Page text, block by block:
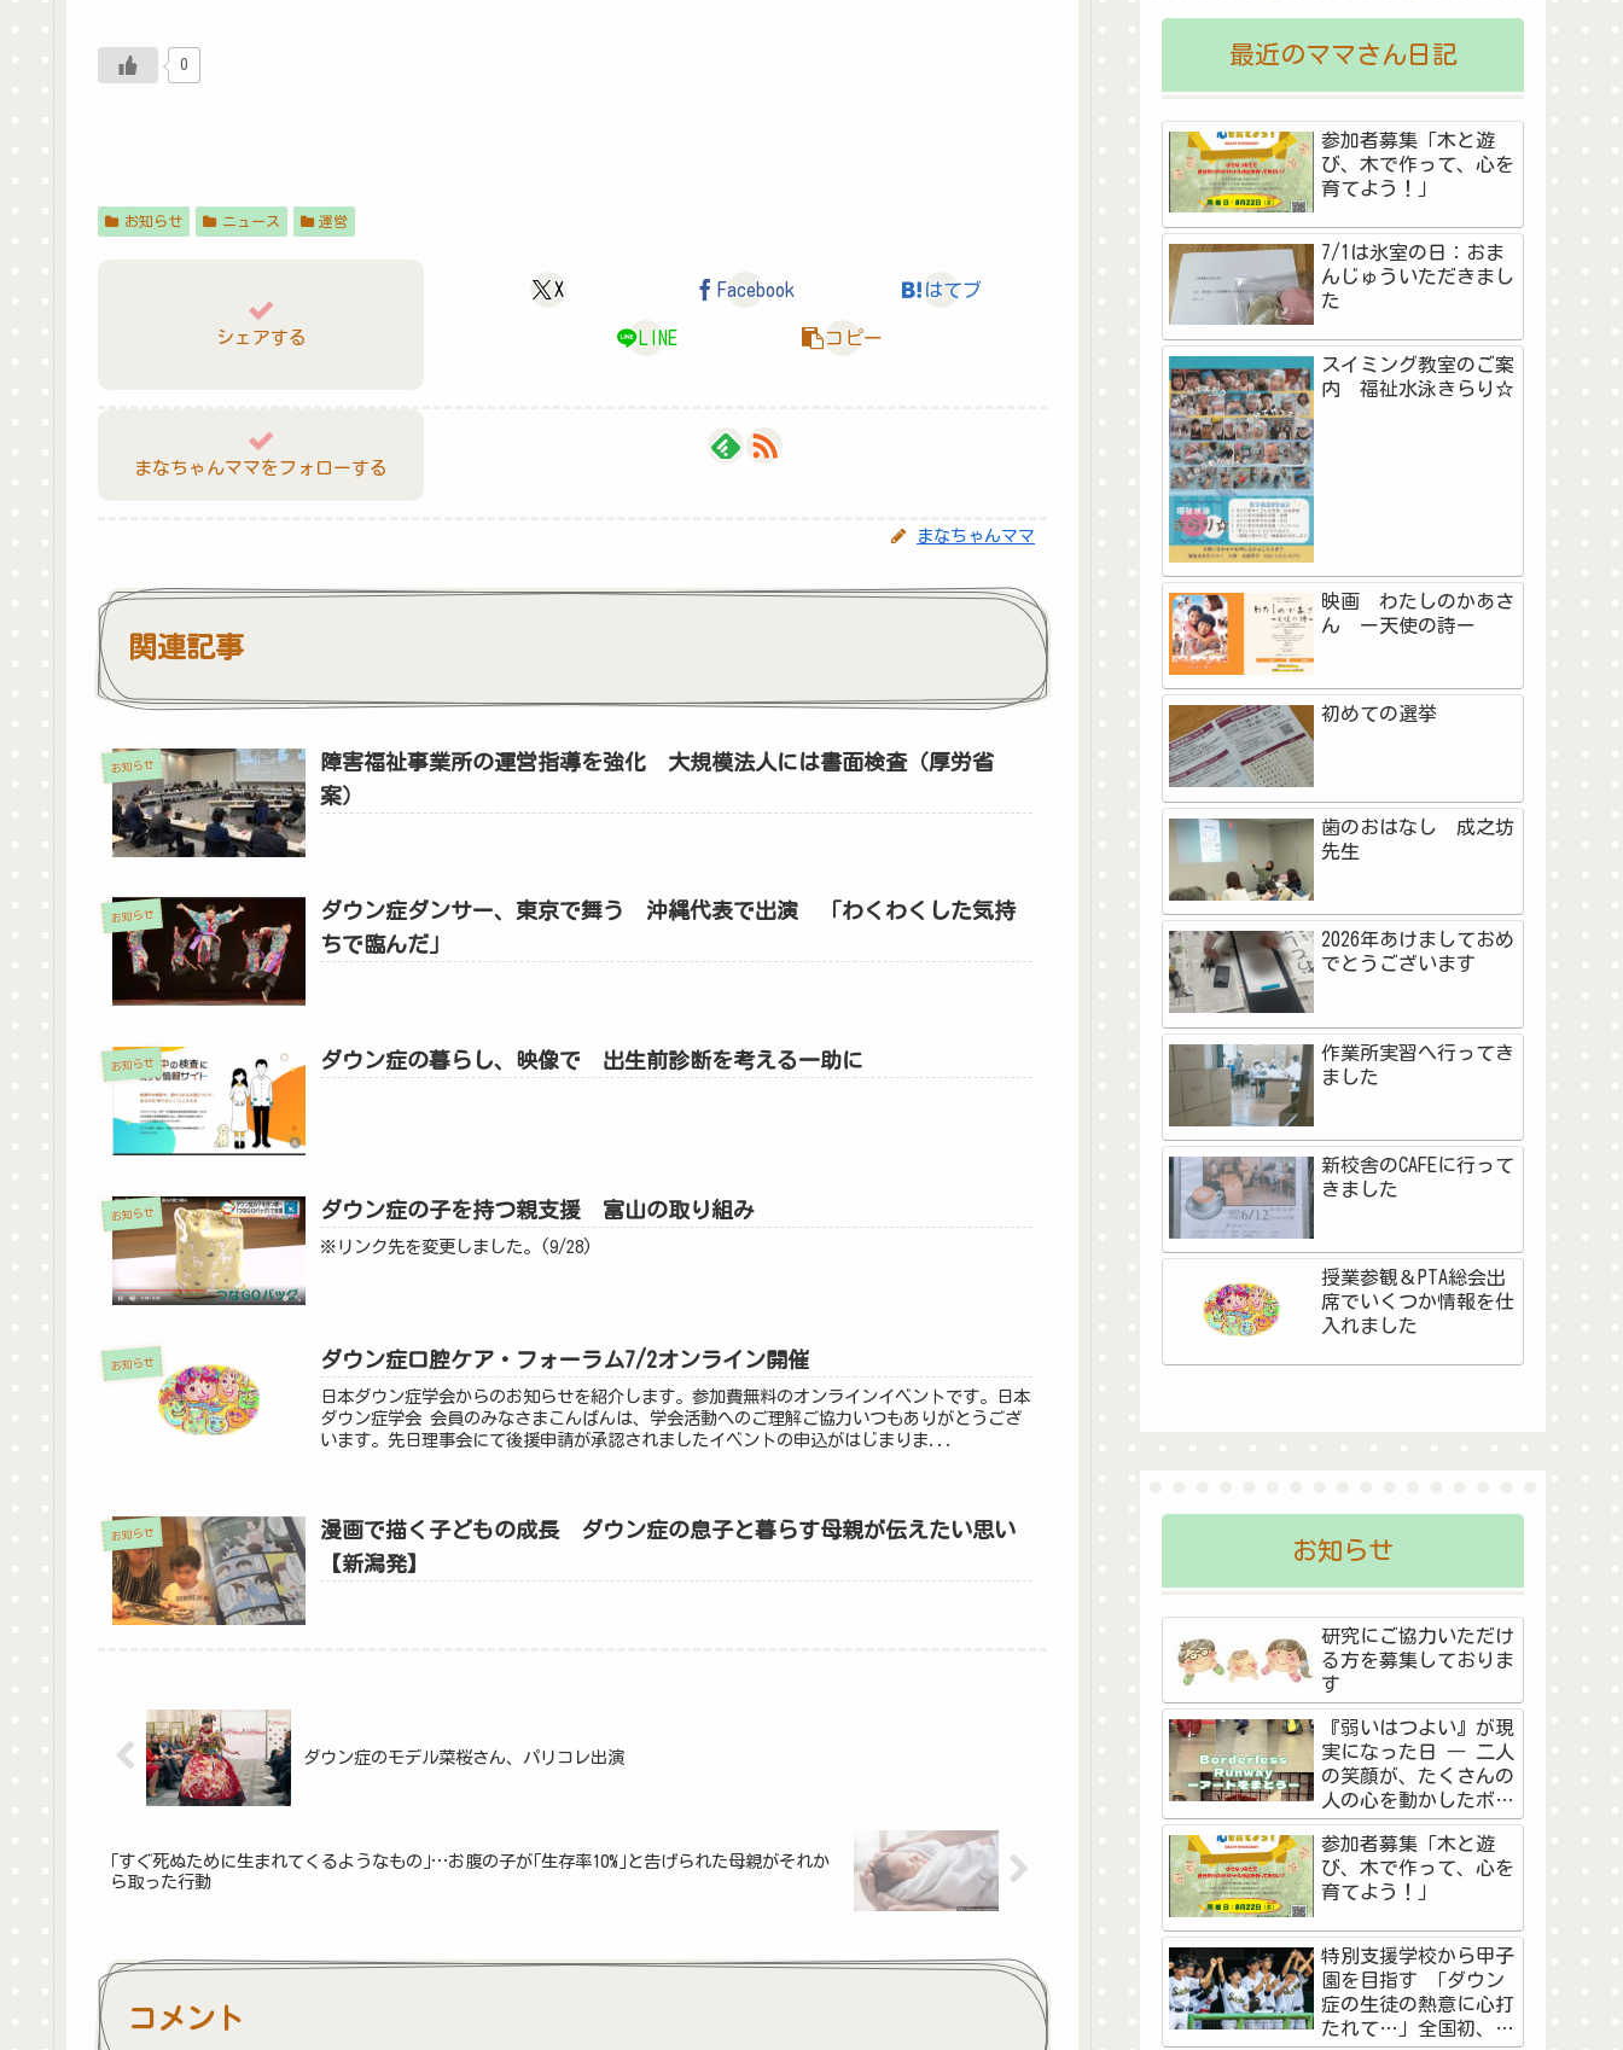
0
お知らせ ニュース 運営
シェアする
X Facebook はてブ
LINE コピー
まなちゃんママをフォローする
まなちゃんママ
関連記事
お知らせ
障害福祉事業所の運営指導を強化 大規模法人には書面検査（厚労省
案）
お知らせ
ダウン症ダンサー、東京で舞う 沖縄代表で出演 「わくわくした気持
ちで臨んだ」
お知らせ ダウン症の暮らし、映像で 出生前診断を考える一助に
お知らせ ダウン症の子を持つ親支援 富山の取り組み
※リンク先を変更しました。(9/28)
お知らせ ダウン症口腔ケア・フォーラム7/2オンライン開催
日本ダウン症学会からのお知らせを紹介します。参加費無料のオンラインイベントです。日本
ダウン症学会 会員のみなさまこんばんは、学会活動へのご理解ご協力いつもありがとうござ
います。先日理事会にて後援申請が承認されましたイベントの申込がはじまりま...
お知らせ
漫画で描く子どもの成長 ダウン症の息子と暮らす母親が伝えたい思い
【新潟発】
ダウン症のモデル菜桜さん、パリコレ出演
｢すぐ死ぬために生まれてくるようなもの｣…お腹の子が｢生存率10%｣と告げられた母親がそれか
ら取った行動
コメント
最近のママさん日記
参加者募集「木と遊
び、木で作って、心を
育てよう！」
7/1は氷室の日：おま
んじゅういただきまし
た
スイミング教室のご案
内 福祉水泳きらり☆
映画 わたしのかあさ
ん ー天使の詩ー
初めての選挙
歯のおはなし 成之坊
先生
2026年あけましておめ
でとうございます
作業所実習へ行ってき
ました
新校舎のCAFEに行って
きました
授業参観＆PTA総会出
席でいくつか情報を仕
入れました
お知らせ
研究にご協力いただけ
る方を募集しておりま
す
『弱いはつよい』が現
実になった日 ― 二人
の笑顔が、たくさんの
人の心を動かしたボー
ダーレス・ランウェイ
―
参加者募集「木と遊
び、木で作って、心を
育てよう！」
特別支援学校から甲子
園を目指す 「ダウン
症の生徒の熱意に心打
たれて…」全国初、夏